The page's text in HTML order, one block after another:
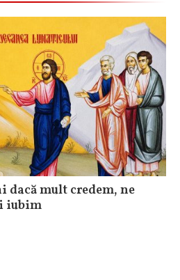
mult credem, ne
iubim